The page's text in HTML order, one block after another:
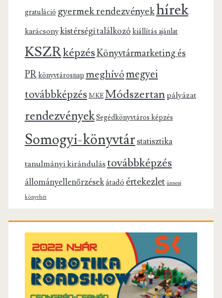
gratuláció gyermek rendezvényekhírek
karácsonykistérségi találkozó kiállítás ajánlat
KSZRképzésKönyvtármarketing és
PRkönyvtárosnap meghívómegyei
továbbképzés MKE Módszertanpályázat
rendezvényekSegédkönyvtáros képzés
Somogyi-könyvtárstatisztika
tanulmányi kirándulástovábbképzés
állományellenőrzésekátadóértekezlet ünnepi
könyvhét